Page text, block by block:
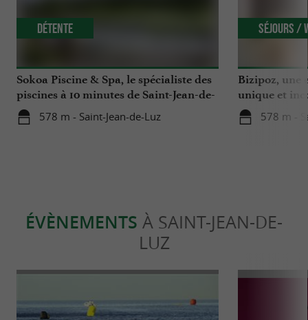
Sokoa Piscine & Spa, le spécialiste des
piscines à 10 minutes de Saint-Jean-de-
Luz
578 m - Saint-Jean-de-Luz
Détente
Bizipoz, une
unique et
côte basque
578 m -
Séjours /
ÉVÈNEMENTS À SAINT-JEAN-DE-
LUZ